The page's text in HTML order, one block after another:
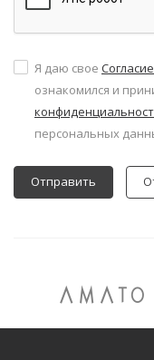
Я даю свое
ознакомился и
персональных